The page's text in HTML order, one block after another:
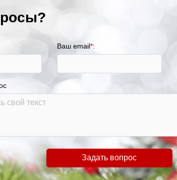
Ваш email*:
Задать вопрос